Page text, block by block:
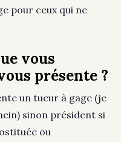
pour ceux qui ne
vous
présente ?
un tueur à gage (je
sinon président si
ou